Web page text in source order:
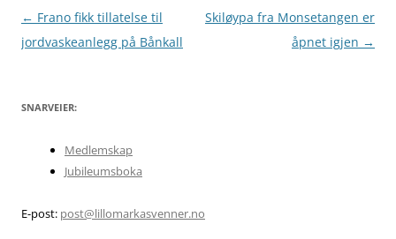
Innleggsnavigasjon
← Frano fikk tillatelse til
jordvaskeanlegg på Bånkall
Skiløypa fra Monsetangen er
åpnet igjen →
SNARVEIER:
Medlemskap
Jubileumsboka
E-post: post@lillomarkasvenner.no